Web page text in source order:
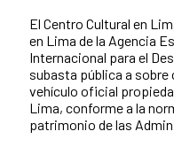
El Centro Cultural en
en Lima de la Agencia
Internacional para el
subasta pública a sobre
vehículo oficial
Lima, conforme a la
patrimonio de las